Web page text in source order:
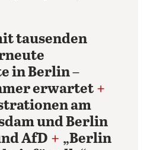
tausenden
in Berlin –
erwartet +
am
und Berlin
AfD + „Berlin